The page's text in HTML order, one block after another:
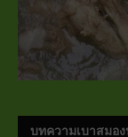
บทความเบาสมอ